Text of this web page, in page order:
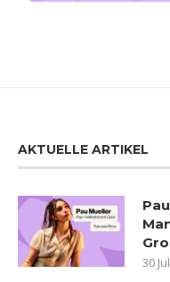
AKTUELLE ARTIKEL
30